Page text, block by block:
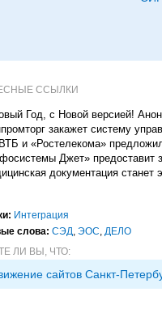
ССЫЛКИ
Год, с Новой версией!
закажет систему
и «Ростелекома»
Джет» предоставит
документация станет
Интеграция
слова: СЭД, ЭОС, ДЕЛО
ЛИ ВЫ, ЧТО:
сайтов Санкт-